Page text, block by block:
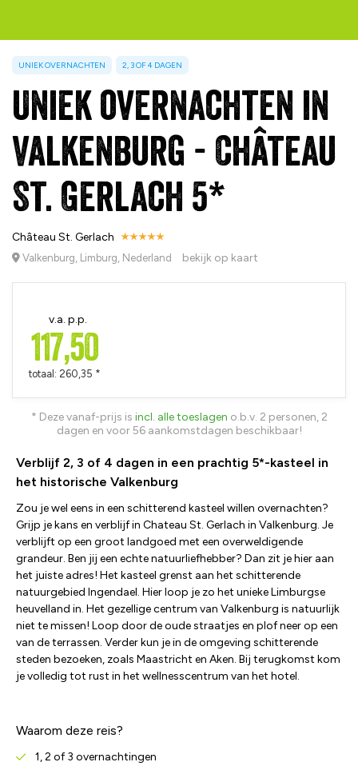
UNIEK OVERNACHTEN 2, 3 OF 4 DAGEN
Uniek overnachten in
Valkenburg - Château
St. Gerlach 5*
Château St. Gerlach
Valkenburg, Limburg, Nederland bekijk op kaart
v.a. p.p.
117,50
totaal: 260,35 *
* Deze vanaf-prijs is incl. alle toeslagen o.b.v. 2 personen, 2
dagen en voor 56 aankomstdagen beschikbaar!
Verblijf 2, 3 of 4 dagen in een prachtig 5*-kasteel in
het historische Valkenburg
Zou je wel eens in een schitterend kasteel willen overnachten?
Grijp je kans en verblijf in Chateau St. Gerlach in Valkenburg. Je
verblijft op een groot landgoed met een overweldigende
grandeur. Ben jij een echte natuurliefhebber? Dan zit je hier aan
het juiste adres! Het kasteel grenst aan het schitterende
natuurgebied Ingendael. Hier loop je zo het unieke Limburgse
heuvelland in. Het gezellige centrum van Valkenburg is natuurlijk
niet te missen! Loop door de oude straatjes en plof neer op een
van de terrassen. Verder kun je in de omgeving schitterende
steden bezoeken, zoals Maastricht en Aken. Bij terugkomst kom
je volledig tot rust in het wellnesscentrum van het hotel.
Waarom deze reis?
1, 2 of 3 overnachtingen